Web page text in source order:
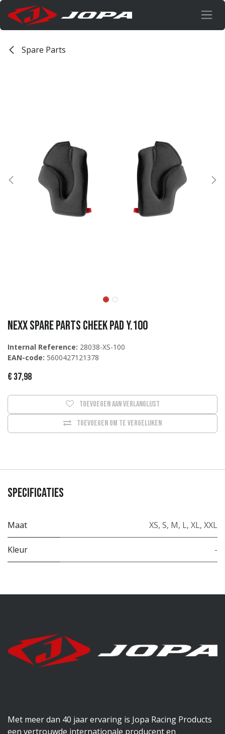
Overslaan naar inhoud
Spare Parts
Nexx Spare Parts CHEEK PAD Y.100
Internal Reference: 28038-XS-100
EAN-code: 5600427121378
€ 37,98
Toevoegen om te vergelijken
Toevoegen aan verlanglijst
Specificaties
Maat XS, S, M, L, XL, XXL
Kleur -
Met meer dan 40 jaar ervaring is Jopa Racing Products
een vertrouwde internationale producent en